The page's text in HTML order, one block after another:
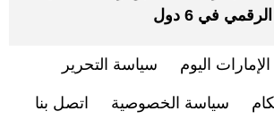
في 6 دول
اليوم سياسة التحرير
سياسة الخصوصية اتصل بنا